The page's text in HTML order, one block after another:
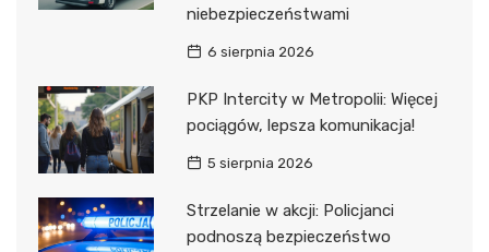
niebezpieczeństwami
6 sierpnia 2026
PKP Intercity w Metropolii: Więcej
pociągów, lepsza komunikacja!
5 sierpnia 2026
Strzelanie w akcji: Policjanci
podnoszą bezpieczeństwo